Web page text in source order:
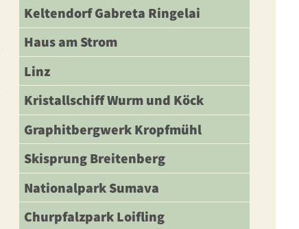
Keltendorf Gabreta Ringelai
Haus am Strom
Linz
Kristallschiff Wurm und Köck
Graphitbergwerk Kropfmühl
Skisprung Breitenberg
Nationalpark Sumava
Churpfalzpark Loifling